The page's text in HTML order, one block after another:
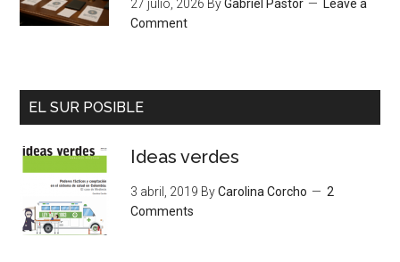
27 julio, 2026 ByGabriel Pastor
Leave a
Comment
EL SUR POSIBLE
Ideas verdes
3 abril, 2019 ByCarolina Corcho
2
Comments